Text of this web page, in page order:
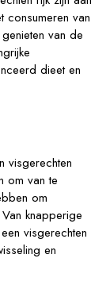
consumeren van
van de
dieet en
visgerechten
om van te
om
knapperige
visgerechten
en